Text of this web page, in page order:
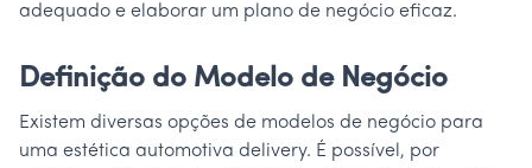
adequado e elaborar um plano de negócio eficaz.
Definição do Modelo de Negócio
Existem diversas opções de modelos de negócio para
uma estética automotiva delivery. É possível, por